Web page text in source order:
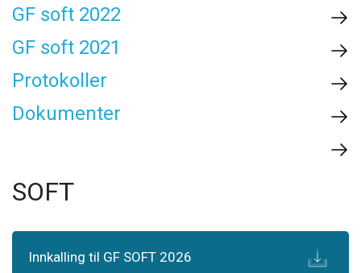
GF soft 2022
GF soft 2021
Protokoller
Dokumenter
SOFT
Innkalling til GF SOFT 2026